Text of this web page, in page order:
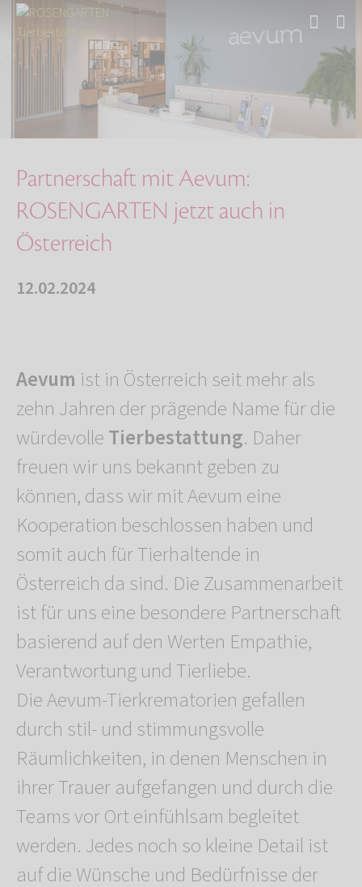
Start Über uns
Aktuelles
Partnerschaft mit Aevum: ROSENGARTEN jetzt au…
Partnerschaft mit Aevum:
ROSENGARTEN jetzt auch in
Österreich
12.02.2024
Aevum ist in Österreich seit mehr als
zehn Jahren der prägende Name für die
würdevolleTierbestattung. Daher
freuen wir uns bekannt geben zu
können, dass wir mit Aevum eine
Kooperation beschlossen haben und
somit auch für Tierhaltende in
Österreich da sind. Die Zusammenarbeit
ist für uns eine besondere Partnerschaft
basierend auf den Werten Empathie,
Verantwortung und Tierliebe.
Die Aevum-Tierkrematorien gefallen
durch stil- und stimmungsvolle
Räumlichkeiten, in denen Menschen in
ihrer Trauer aufgefangen und durch die
Teams vor Ort einfühlsam begleitet
werden. Jedes noch so kleine Detail ist
auf die Wünsche und Bedürfnisse der